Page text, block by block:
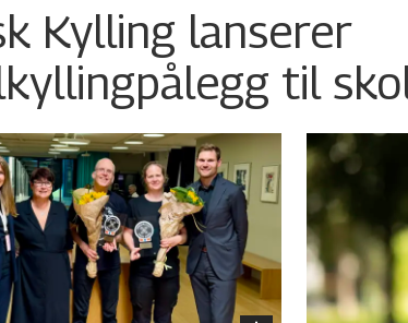
Kylling lanserer
til